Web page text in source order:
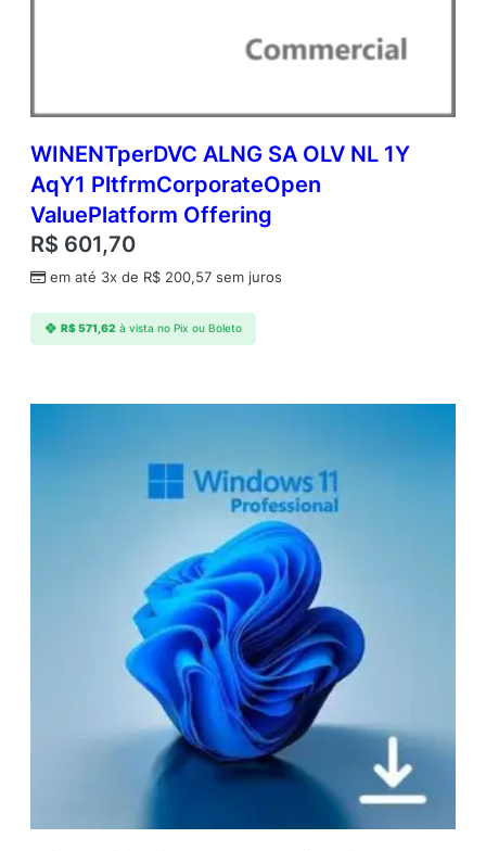
WINENTperDVC ALNG SA OLV NL 1Y
AqY1 PltfrmCorporateOpen
ValuePlatform Offering
R$ 601,70
em até 3x de R$ 200,57 sem juros
R$571,62 à vista no Pix ou Boleto